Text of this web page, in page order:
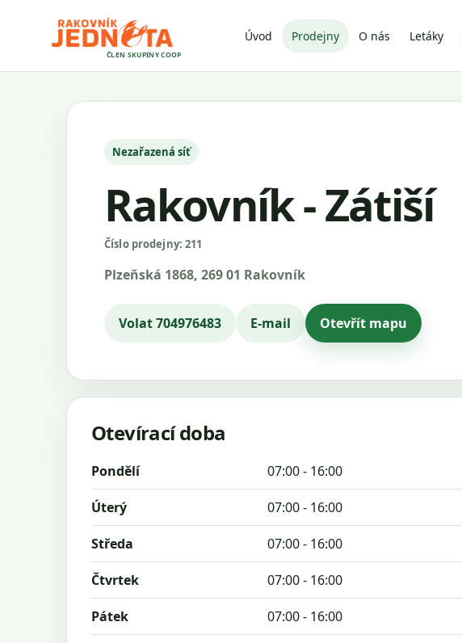
ČLEN SKUPINY COOP
Úvod Prodejny O nás Letáky
Nezařazená síť
Rakovník - Zátiší
Číslo prodejny: 211
Plzeňská 1868, 269 01 Rakovník
Volat 704976483 E-mail Otevřít mapu
Otevírací doba
Pondělí 07:00 - 16:00
Úterý 07:00 - 16:00
Středa 07:00 - 16:00
Čtvrtek 07:00 - 16:00
Pátek 07:00 - 16:00